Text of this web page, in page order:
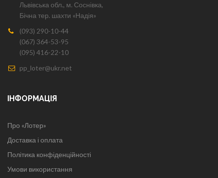
Львівська обл., м. Соснівка,
Бічна тер. шахти «Надія»
(093) 290-10-44
(067) 364-53-95
(095) 416-22-10
pp_loter@ukr.net
ІНФОРМАЦІЯ
Про «Лотер»
Доставка і оплата
Політика конфіденційності
Умови використання